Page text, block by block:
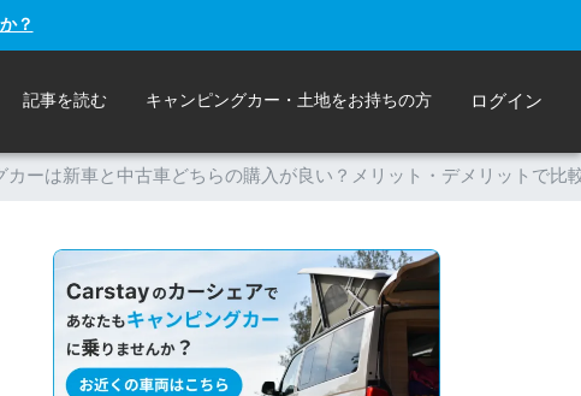
？
記事を読む キャンピングカー・土地をお持ちの方 ログイン
カーは新車と中古車どちらの購入が良い？メリット・デメリットで比